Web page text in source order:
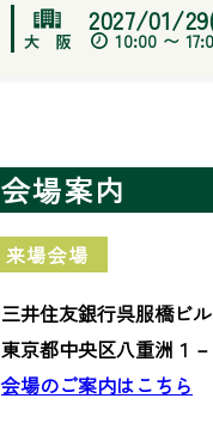
2027/01/
10:00 〜
会場案内
来場会場
三井住友銀行呉服橋ビル
東京都中央区八重洲１
会場のご案内はこちら